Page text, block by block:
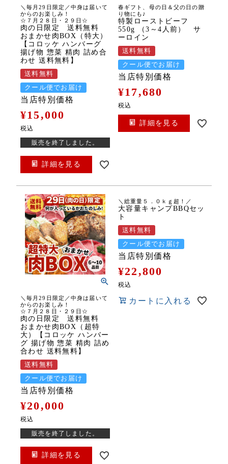
＼毎月29日限定／中身は届いて
からのお楽しみ！
☆７月２８日・２９日☆
肉の日限定 送料無料
おまかせ肉BOX（特大）
【コロッケ ハンバーグ
揚げ物 惣菜 精肉 詰め合
わせ 送料無料】
送料無料
クール便でお届け
当店特別価格
¥15,000
税込
販売を終了しました。
詳細を見る
春ギフト、母の日＆父の日の贈
り物にも♪
特製ローストビーフ
550g （3～4人前） サ
ーロイン
送料無料
クール便でお届け
当店特別価格
¥17,680
税込
詳細を見る
＼毎月29日限定／中身は届いて
からのお楽しみ！
☆７月２８日・２９日☆
肉の日限定 送料無料
おまかせ肉BOX（超特
大）【コロッケ ハンバー
グ 揚げ物 惣菜 精肉 詰め
合わせ 送料無料】
送料無料
クール便でお届け
当店特別価格
¥20,000
税込
販売を終了しました。
詳細を見る
＼総重量５．０ｋｇ超！／
大容量キャンプBBQセッ
ト
送料無料
クール便でお届け
当店特別価格
¥22,800
税込
カートに入れる